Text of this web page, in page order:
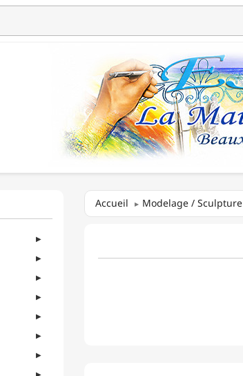
Accueil Modelage / Sculpture